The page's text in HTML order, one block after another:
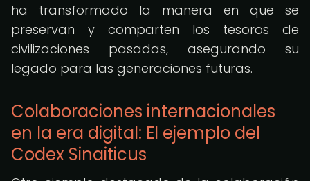
ha transformado la manera en que se
preservan y comparten los tesoros de
civilizaciones pasadas, asegurando su
legado para las generaciones futuras.
Colaboraciones internacionales
en la era digital: El ejemplo del
Codex Sinaiticus